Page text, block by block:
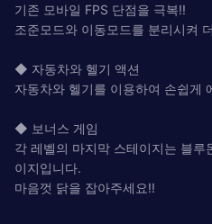
기존 모바일 FPS 단점을 극복!!
조준모드와 이동모드를 분리시켜
◆ 자동차와 헬기 액션
자동차와 헬기를 이용하여 손쉽게
◆ 보너스 게임
각 레벨의 마지막 스테이지는 블루
이지입니다.
마음껏 닭을 잡아주세요!!